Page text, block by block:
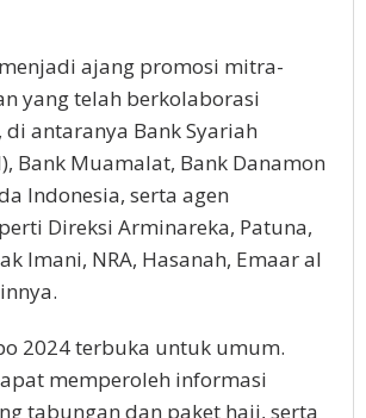
ajang promosi mitra-
yang telah berkolaborasi
di antaranya Bank Syariah
Bank Muamalat, Bank Danamon
Indonesia, serta agen
Direksi Arminareka, Patuna,
Imani, NRA, Hasanah, Emaar al
2024 terbuka untuk umum.
memperoleh informasi
tabungan dan paket haji, serta